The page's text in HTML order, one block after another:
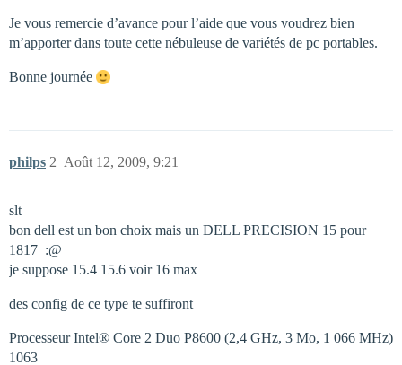
Je vous remercie d’avance pour l’aide que vous voudrez bien
m’apporter dans toute cette nébuleuse de variétés de pc portables.
Bonne journée
philps Août 12, 2009, 9:21
2
slt
bon dell est un bon choix mais un DELL PRECISION 15 pour
1817  :@
je suppose 15.4 15.6 voir 16 max
des config de ce type te suffiront
Processeur Intel® Core 2 Duo P8600 (2,4 GHz, 3 Mo, 1 066 MHz)
1063 